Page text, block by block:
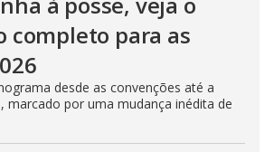
completo para as
desde as convenções até a
marcado por uma mudança inédita de